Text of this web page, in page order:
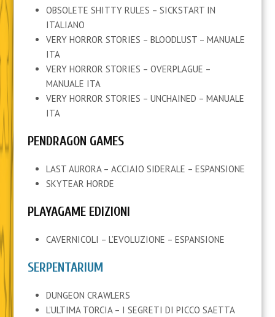
OBSOLETE SHITTY RULES – SICKSTART IN
ITALIANO
VERY HORROR STORIES – BLOODLUST – MANUALE
ITA
VERY HORROR STORIES – OVERPLAGUE –
MANUALE ITA
VERY HORROR STORIES – UNCHAINED – MANUALE
ITA
PENDRAGON GAMES
LAST AURORA – ACCIAIO SIDERALE – ESPANSIONE
SKYTEAR HORDE
PLAYAGAME EDIZIONI
CAVERNICOLI – L’EVOLUZIONE – ESPANSIONE
SERPENTARIUM
DUNGEON CRAWLERS
L’ULTIMA TORCIA – I SEGRETI DI PICCO SAETTA